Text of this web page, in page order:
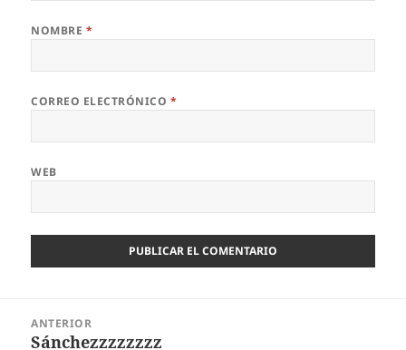
NOMBRE *
CORREO ELECTRÓNICO *
WEB
ANTERIOR
Entrada
Sánchezzzzzzzz